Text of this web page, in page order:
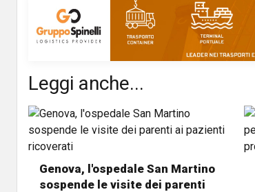
Leggi anche...
Genova, l'ospedale San Martino
sospende le visite dei parenti